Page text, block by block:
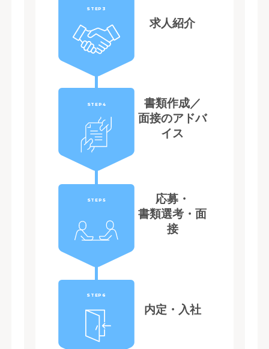
STEP3
求人紹介
STEP4
書類作成／
面接のアドバ
イス
STEP5
応募・
書類選考・面
接
STEP6
内定・入社